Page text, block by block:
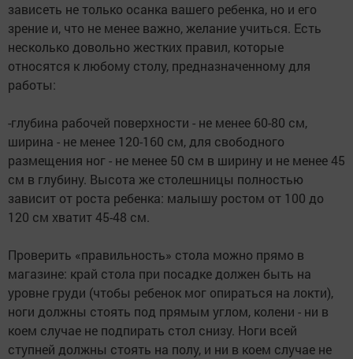
зависеть не только осанка вашего ребенка, но и его
зрение и, что не менее важно, желание учиться. Есть
несколько довольно жестких правил, которые
относятся к любому столу, предназначенному для
работы:
-глубина рабочей поверхности - не менее 60-80 см,
ширина - не менее 120-160 см, для свободного
размещения ног - не менее 50 см в ширину и не менее 45
см в глубину. Высота же столешницы полностью
зависит от роста ребенка: малышу ростом от 100 до
120 см хватит 45-48 см.
Проверить «правильность» стола можно прямо в
магазине: край стола при посадке должен быть на
уровне груди (чтобы ребенок мог опираться на локти),
ноги должны стоять под прямым углом, колени - ни в
коем случае не подпирать стол снизу. Ноги всей
ступней должны стоять на полу, и ни в коем случае не